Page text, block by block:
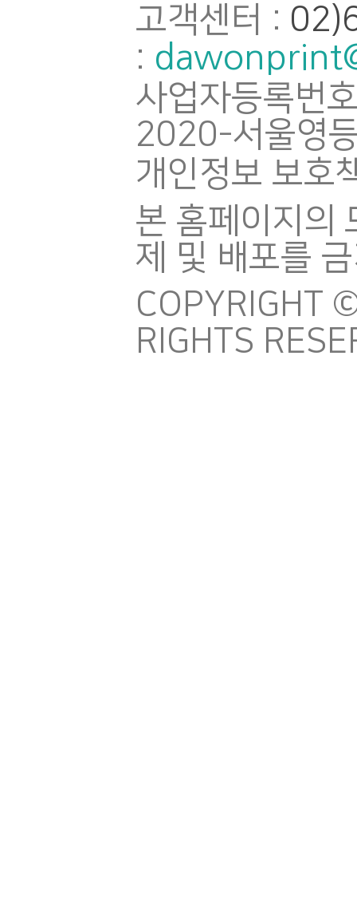
고객센터 :
:
사업자등록번
2020-서울영
개인정보 보호
본 홈페이지의
제 및 배포를
COPYRIGHT
RIGHTS